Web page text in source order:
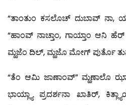
“ತಾಂತುಂ ಕಸಲೊಚ್ ದುಬಾವ್ ನಾ,
“ಹಾಂವ್ ನಾಚ್ತಾಂ, ಗಾಯ್ತಾಂ ಆನಿ
ಮ್ಹಜೆಂ ದಿಲ್, ಮ್ಹಜೊ ಮೋಗ್ ಪುರ್ತೊ
“ತೆಂ ಆಮಿ ಜಾಣಾಂವ್” ಮ್ಹಣಾಲೊ
ಭಾಯ್ಲ್ಯಾ ಪ್ರದರ್ಶನಾ ಖಾತಿರ್,